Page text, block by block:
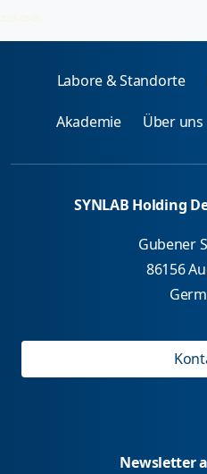
2026-08-06
Labore & Standorte
Akademie Über uns
SYNLAB Holding
Gubener
86156
Newsletter